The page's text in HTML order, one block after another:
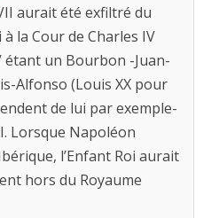
aurait été exfiltré du
la Cour de Charles IV
étant un Bourbon -Juan-
Alfonso (Louis XX pour
de lui par exemple-
Lorsque Napoléon
l’Enfant Roi aurait
hors du Royaume